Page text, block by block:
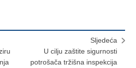
Sljedeća
U cilju zaštite sigurnosti
potrošača tržišna inspekcija